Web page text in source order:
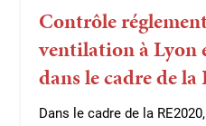
Contrôle
ventilation à Lyon
dans le cadre de la
Dans le cadre de la